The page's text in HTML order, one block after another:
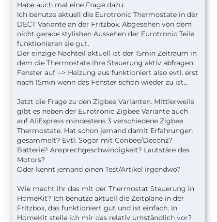
Habe auch mal eine Frage dazu.
Ich benutze aktuell die Eurotronic Thermostate in der
DECT Variante an der Fritzbox. Abgesehen von dem
nicht gerade stylishen Aussehen der Eurotronic Teile
funktionieren sie gut.
Der einzige Nachteil aktuell ist der 15min Zeitraum in
dem die Thermostate ihre Steuerung aktiv abfragen.
Fenster auf --> Heizung aus funktioniert also evtl. erst
nach 15min wenn das Fenster schon wieder zu ist...
Jetzt die Frage zu den Zigbee Varianten. Mittlerweile
gibt es neben der Eurotronic Zigbee Variante auch
auf AliExpress mindestens 3 verschiedene Zigbee
Thermostate. Hat schon jemand damit Erfahrungen
gesammelt? Evtl. Sogar mit Conbee/Deconz?
Batterie? Ansprechgeschwindigkeit? Lautstäre des
Motors?
Oder kennt jemand einen Test/Artikel irgendwo?
Wie macht ihr das mit der Thermostat Steuerung in
HomeKit? Ich benutze aktuell die Zeitpläne in der
Fritzbox, das funktioniert gut und ist einfach. In
HomeKit stelle ich mir das relativ umständlich vor?